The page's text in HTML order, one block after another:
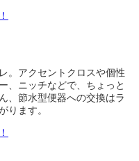
。アクセントクロスや個性
、ニッチなどで、ちょっと
、節水型便器への交換はラ
ります。